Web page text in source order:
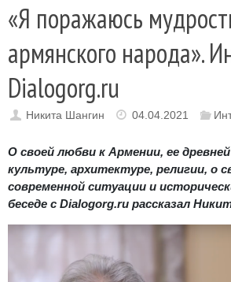
«Я поражаюсь
армянского народа».
Dialogorg.ru
Никита Шангин 04.04.2021
О своей любви к Армении, ее
культуре, архитектуре, религии, о
современной ситуации и
беседе с Dialogorg.ru рассказал